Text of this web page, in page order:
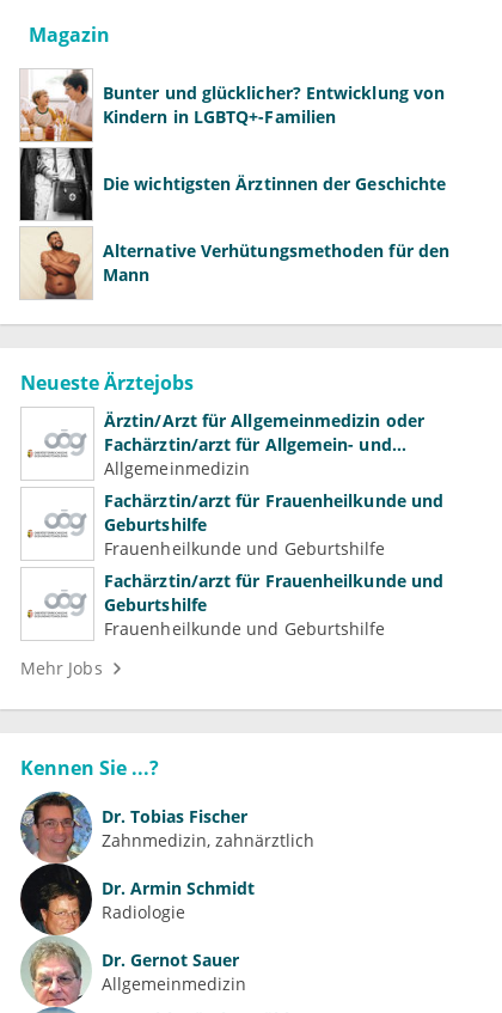
Magazin
Bunter und glücklicher? Entwicklung von
Kindern in LGBTQ+-Familien
Die wichtigsten Ärztinnen der Geschichte
Alternative Verhütungsmethoden für den
Mann
Neueste Ärztejobs
Ärztin/Arzt für Allgemeinmedizin oder
Fachärztin/arzt für Allgemein- und
Familienmedizin für Psychiatrie und
Psychotherapeutische Medizin
Allgemeinmedizin
Fachärztin/arzt für Frauenheilkunde und
Geburtshilfe
Frauenheilkunde und Geburtshilfe
Fachärztin/arzt für Frauenheilkunde und
Geburtshilfe
Frauenheilkunde und Geburtshilfe
Mehr Jobs
Kennen Sie ...?
Dr. Tobias Fischer
Zahnmedizin, zahnärztlich
Dr. Armin Schmidt
Radiologie
Dr. Gernot Sauer
Allgemeinmedizin